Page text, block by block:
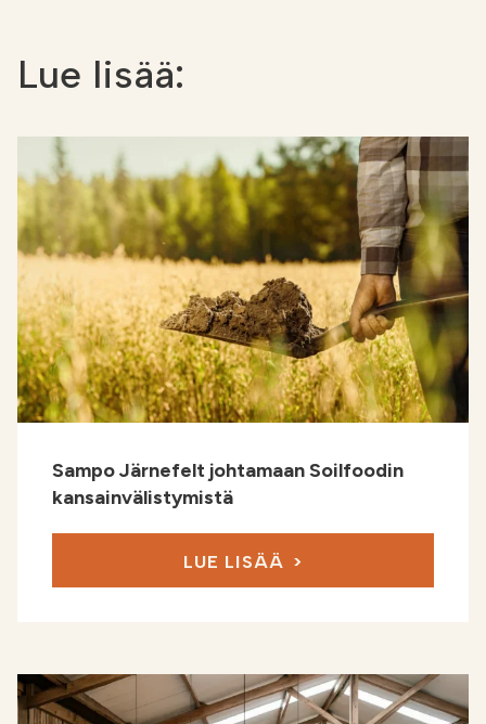
Lue lisää:
Sampo Järnefelt johtamaan Soilfoodin
kansainvälistymistä
LUE LISÄÄ